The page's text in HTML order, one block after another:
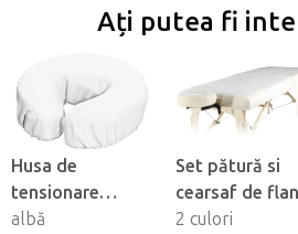
Ați putea fi
Husa de
tensionare
Fabulo pentru
albă
Set pătură si
cearsaf de
Fabulo pentru
2 culori